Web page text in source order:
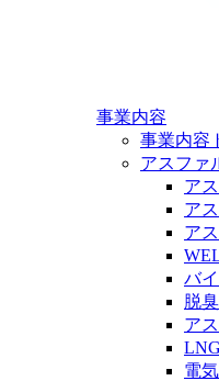
事業内容
事業内容
アスファ
ア
ア
ア
バ
脱
ア
電